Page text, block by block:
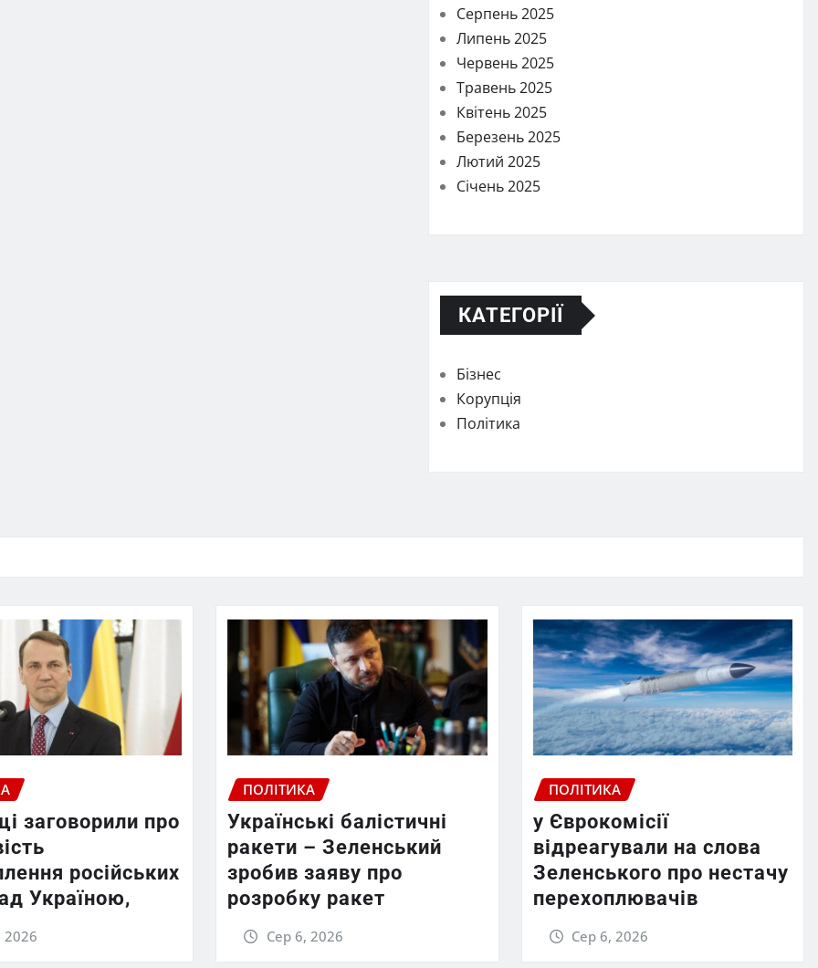
Серпень 2025
Липень 2025
Червень 2025
Травень 2025
Квітень 2025
Березень 2025
Лютий 2025
Січень 2025
КАТЕГОРІЇ
Бізнес
Корупція
Політика
заговорили про
російських
Україною,
2026
ПОЛІТИКА
Українські балістичні
ракети – Зеленський
зробив заяву про
розробку ракет
Сер 6, 2026
ПОЛІТИКА
у Єврокомісії
відреагували на слова
Зеленського про нестачу
перехоплювачів
Сер 6, 2026